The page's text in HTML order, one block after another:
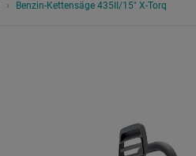
Benzin-Kettensäge 435II/15" X-Torq